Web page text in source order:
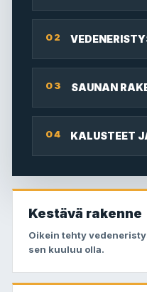
02
03 SAUNAN
04 KALUSTEET
Kestävä rakenne
Oikein tehty
sen kuuluu olla.